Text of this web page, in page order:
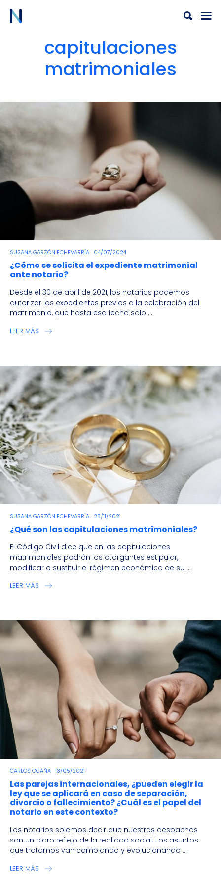
capitulaciones
matrimoniales
SUSANA GARZÓN ECHEVARRÍA 04/07/2024
¿Cómo se solicita el expediente matrimonial
ante notario?
Desde el 30 de abril de 2021, los notarios podemos
autorizar los expedientes previos a la celebración del
matrimonio, que hasta esa fecha solo ...
LEER MÁS
SUSANA GARZÓN ECHEVARRÍA 25/11/2021
¿Qué son las capitulaciones matrimoniales?
El Código Civil dice que en las capitulaciones
matrimoniales podrán los otorgantes estipular,
modificar o sustituir el régimen económico de su ...
LEER MÁS
CARLOS OCAÑA 13/05/2021
Las parejas internacionales, ¿pueden elegir la
ley que se aplicará en caso de separación,
divorcio o fallecimiento? ¿Cuál es el papel del
notario en este contexto?
Los notarios solemos decir que nuestros despachos
son un claro reflejo de la realidad social. Los asuntos
que tratamos van cambiando y evolucionando ...
LEER MÁS